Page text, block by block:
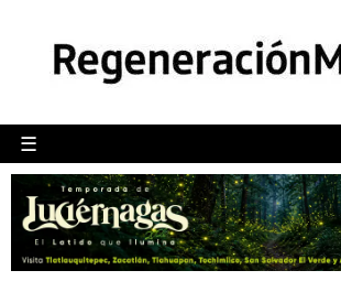
☰
POLÍTICA
CAMALEÓN
OPINIÓN
DEPORTES